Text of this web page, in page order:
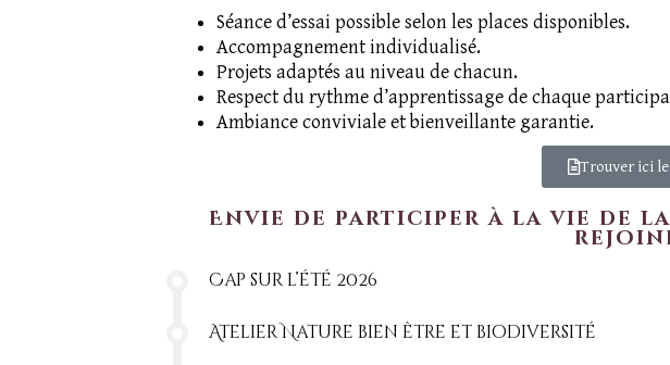
Séance d’essai possible selon les places disponibles.
Accompagnement individualisé.
Projets adaptés au niveau de chacun.
Respect du rythme d’apprentissage de chaque
Ambiance conviviale et bienveillante garantie.
Trouver ici
Envie de participer à la vie de la
Cap sur l’été 2026
Atelier Nature bien être et biodiversité